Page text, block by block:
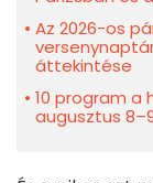
Az 2026-os
áttekintése
10 program a
augusztus